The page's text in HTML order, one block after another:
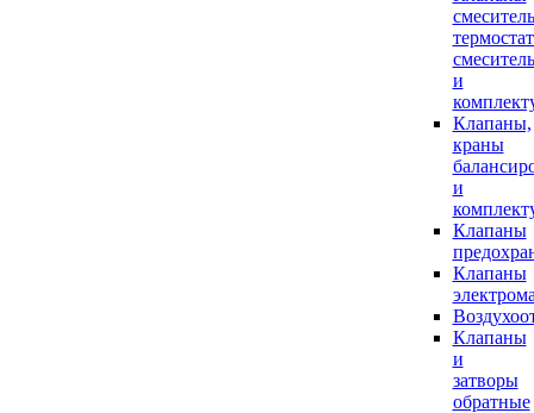
и
Клапаны,
краны
и
Клапаны
Клапаны
Клапаны
и
затворы
обратные